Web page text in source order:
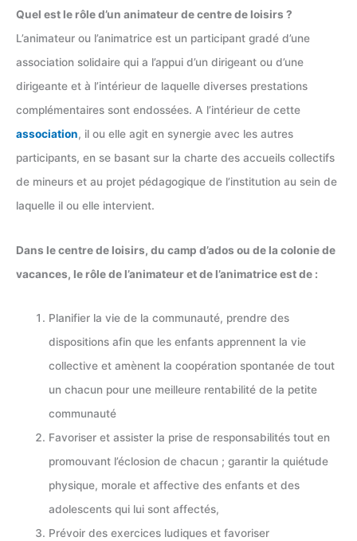
Quel est le rôle d’un animateur de centre de loisirs ?
L’animateur ou l’animatrice est un participant gradé d’une
association solidaire qui a l’appui d’un dirigeant ou d’une
dirigeante et à l’intérieur de laquelle diverses prestations
complémentaires sont endossées. A l’intérieur de cette
association, il ou elle agit en synergie avec les autres
participants, en se basant sur la charte des accueils collectifs
de mineurs et au projet pédagogique de l’institution au sein de
laquelle il ou elle intervient.
Dans le centre de loisirs, du camp d’ados ou de la colonie de
vacances, le rôle de l’animateur et de l’animatrice est de :
Planifier la vie de la communauté, prendre des
dispositions afin que les enfants apprennent la vie
collective et amènent la coopération spontanée de tout
un chacun pour une meilleure rentabilité de la petite
communauté
Favoriser et assister la prise de responsabilités tout en
promouvant l’éclosion de chacun ; garantir la quiétude
physique, morale et affective des enfants et des
adolescents qui lui sont affectés,
Prévoir des exercices ludiques et favoriser